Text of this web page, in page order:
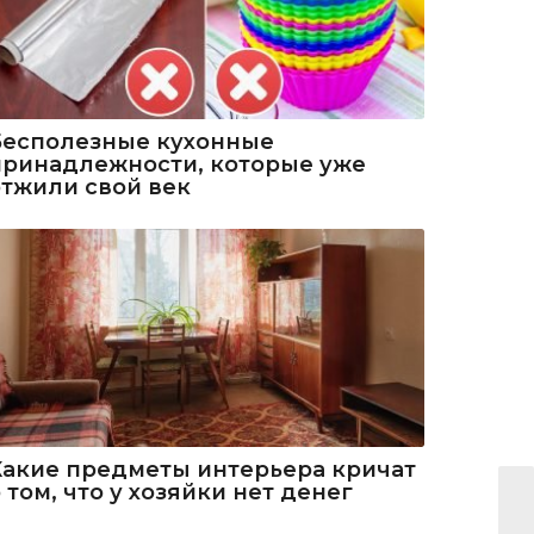
кухонные
которые уже
свой век
предметы интерьера кричат
том, что у хозяйки нет денег